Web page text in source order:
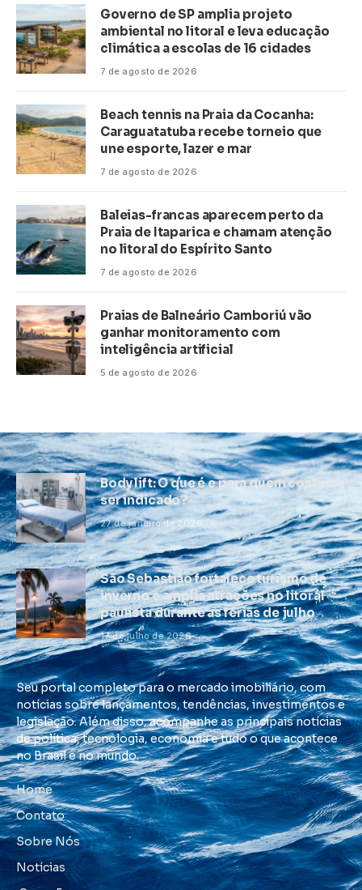
Governo de SP amplia projeto
ambiental no litoral e leva educação
climática a escolas de 16 cidades
7 de agosto de 2026
Beach tennis na Praia da Cocanha:
Caraguatatuba recebe torneio que
une esporte, lazer e mar
7 de agosto de 2026
Baleias-francas aparecem perto da
Praia de Itaparica e chamam atenção
no litoral do Espírito Santo
7 de agosto de 2026
Praias de Balneário Camboriú vão
ganhar monitoramento com
inteligência artificial
5 de agosto de 2026
Body lift: O que é e para quem costuma
ser indicado?
27 de janeiro de 2026
São Sebastião fortalece turismo de
inverno e amplia atrações no litoral
paulista durante as férias de julho
17 de julho de 2026
Seu portal completo para o mercado imobiliário, com
notícias sobre lançamentos, tendências, investimentos e
legislação. Além disso, acompanhe as principais notícias
de política, tecnologia, economia e tudo o que acontece
no Brasil e no mundo.
Home
Contato
Sobre Nós
Notícias